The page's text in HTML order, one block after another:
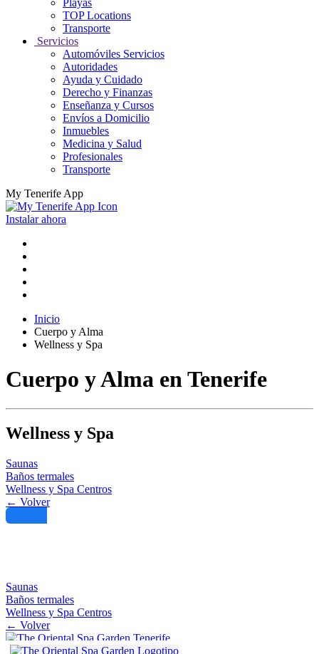
Playas
TOP Locations
Transporte
Servicios
Automóviles Servicios
Autoridades
Ayuda y Cuidado
Derecho y Finanzas
Enseñanza y Cursos
Envíos a Domicilio
Inmuebles
Medicina y Salud
Profesionales
Transporte
My Tenerife App
Instalar ahora
Inicio
Cuerpo y Alma
Wellness y Spa
Cuerpo y Alma en Tenerife
Wellness y Spa
Saunas
Baños termales
Wellness y Spa Centros
← Volver
Saunas
Baños termales
Wellness y Spa Centros
← Volver